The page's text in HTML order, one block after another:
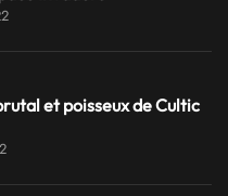
et poisseux de Cultic